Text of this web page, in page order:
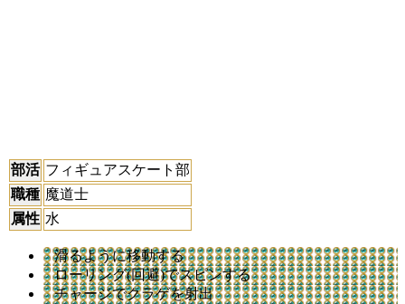
部活 フィギュアスケート部
職種 魔道士
属性 水
滑るように移動する
ローリング(回避)でスピンする
チャージでクラゲを射出